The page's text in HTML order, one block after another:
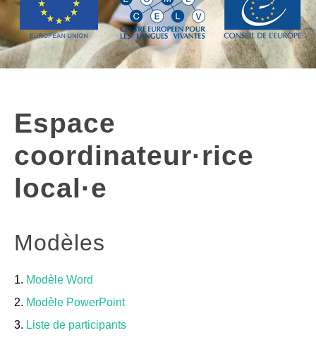
TEACHING UNITS
Espace
coordinateur·rice
local·e
Modèles
1. Modèle Word
2. Modèle PowerPoint
3. Liste de participants